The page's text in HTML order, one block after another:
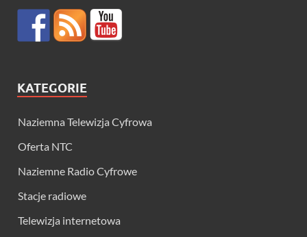
KATEGORIE
Naziemna Telewizja Cyfrowa
Oferta NTC
Naziemne Radio Cyfrowe
Stacje radiowe
Telewizja internetowa